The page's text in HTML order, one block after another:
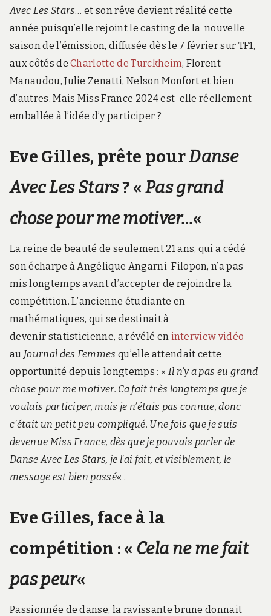
Avec Les Stars… et son rêve devient réalité cette
année puisqu’elle rejoint le casting de la nouvelle
saison de l’émission, diffusée dès le 7 février sur TF1,
aux côtés deCharlotte de Turckheim, Florent
Manaudou, Julie Zenatti, Nelson Monfort et bien
d’autres. Mais Miss France 2024 est-elle réellement
emballée à l’idée d’y participer ?
Eve Gilles, prête pourDanse
Avec Les Stars? «Pas grand
chose pour me motiver…«
La reine de beauté de seulement 21 ans, qui a cédé
son écharpe à Angélique Angarni-Filopon, n’a pas
mis longtemps avant d’accepter de rejoindre la
compétition. L’ancienne étudiante en
mathématiques, qui se destinait à
devenir statisticienne, a révélé en interview vidéo
au Journal des Femmesqu’elle attendait cette
opportunité depuis longtemps : « Il n’y a pas eu grand
chose pour me motiver. Ca fait très longtemps que je
voulais participer, mais je n’étais pas connue, donc
c’était un petit peu compliqué. Une fois que je suis
devenue Miss France, dès que je pouvais parler de
Danse Avec Les Stars, je l’ai fait, et visiblement, le
message est bien passé« .
Eve Gilles, face à la
compétition : « Cela ne me fait
pas peur«
Passionnée de danse, la ravissante brune donnait